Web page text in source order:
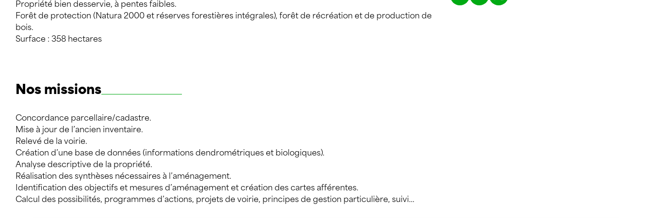
Propriété bien desservie, à pentes faibles.
Forêt de protection (Natura 2000 et réserves forestières intégrales), forêt de récréation et de production de
bois.
Surface : 358 hectares
Nos missions
Concordance parcellaire/cadastre.
Mise à jour de l’ancien inventaire.
Relevé de la voirie.
Création d’une base de données (informations dendrométriques et biologiques).
Analyse descriptive de la propriété.
Réalisation des synthèses nécessaires à l’aménagement.
Identification des objectifs et mesures d’aménagement et création des cartes afférentes.
Calcul des possibilités, programmes d’actions, projets de voirie, principes de gestion particulière, suivi…